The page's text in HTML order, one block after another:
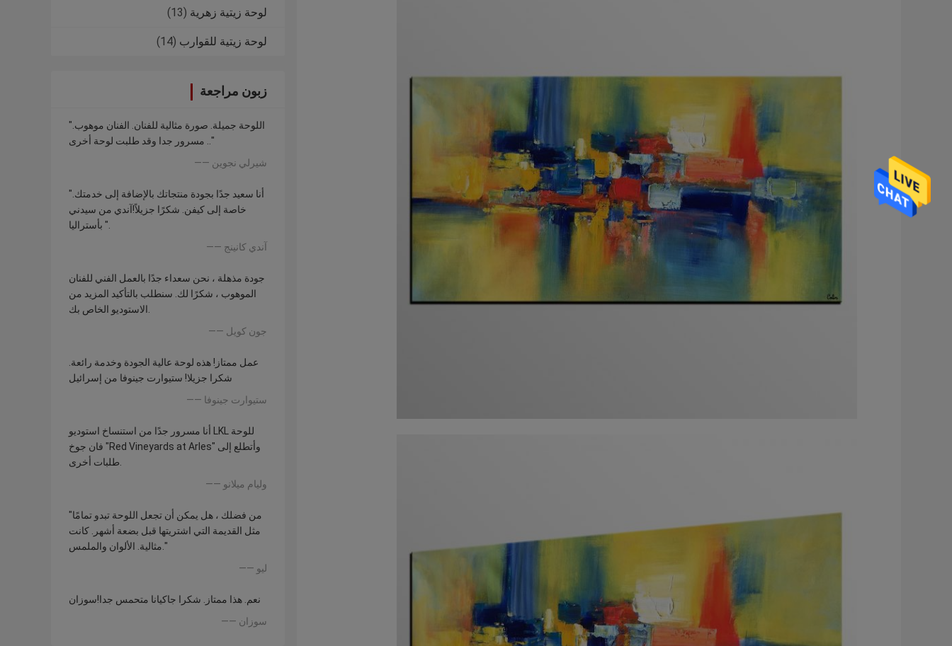
لوحة زيتية زهرية (13)
لوحة زيتية للقوارب (14)
زبون مراجعة
"اللوحة جميلة. صورة مثالية للفنان. الفنان موهوب.
مسرور جدا وقد طلبت لوحة أخرى .."
—— شيرلي نجوين
"أنا سعيد جدًا بجودة منتجاتك بالإضافة إلى خدمتك.
خاصة إلى كيفن. شكرًا جزيلاً!آندي من سيدني
بأستراليا ".
—— آندي كانينج
جودة مذهلة ، نحن سعداء جدًا بالعمل الفني للفنان
الموهوب ، شكرًا لك. سنطلب بالتأكيد المزيد من
الاستوديو الخاص بك.
—— جون كويل
عمل ممتاز! هذه لوحة عالية الجودة وخدمة رائعة.
شكرا جزيلا! ستيوارت جينوفا من إسرائيل
—— ستيوارت جينوفا
أنا مسرور جدًا من استنساخ استوديو LKL للوحة
فان جوخ "Red Vineyards at Arles" وأتطلع إلى
طلبات أخرى.
—— وليام ميلانو
"من فضلك ، هل يمكن أن تجعل اللوحة تبدو تمامًا
مثل القديمة التي اشتريتها قبل بضعة أشهر. كانت
مثالية. الألوان والملمس."
—— ليو
نعم. هذا ممتاز. شكرا جاكيانا متحمس جدا!سوزان
—— سوزان